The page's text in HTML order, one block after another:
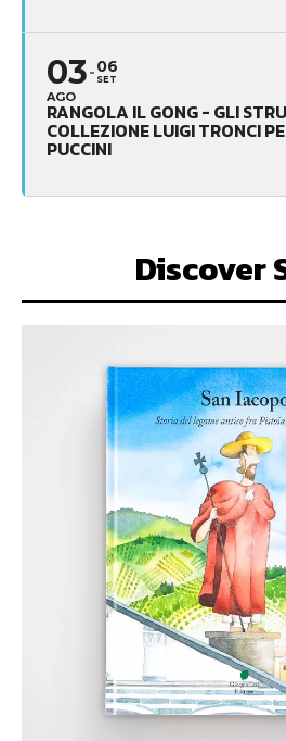
03
AGO
06
SET
RANGOLA IL GONG - GLI
COLLEZIONE LUIGI TRONCI
PUCCINI
Discover